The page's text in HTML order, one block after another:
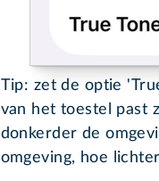
Tip: zet de optie
van het toestel past
donkerder de
omgeving, hoe